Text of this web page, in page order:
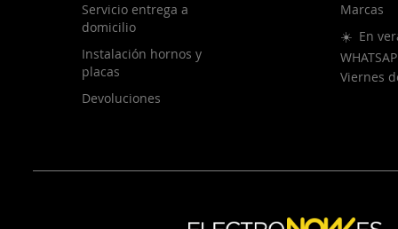
Servicio entrega a
domicilio
Instalación hornos y
placas
Devoluciones
Marcas
☀️ En
Viernes